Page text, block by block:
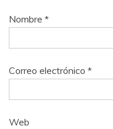
Nombre *
Correo electrónico *
Web